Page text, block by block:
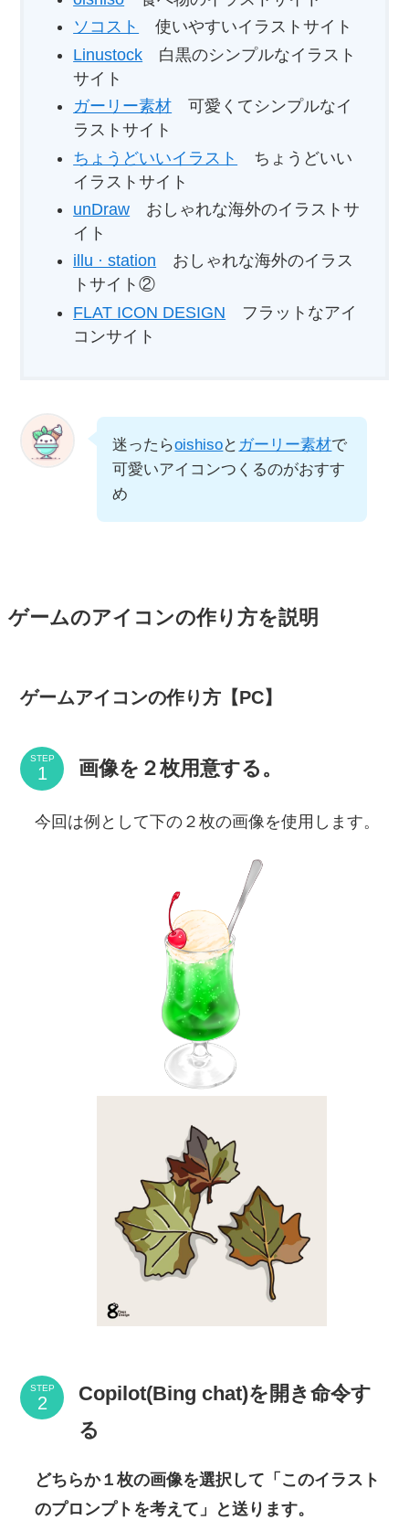
ソコスト
使いやすいイラストサイト
Linustock 白黒のシンプルなイラスト
サイト
ガーリー素材 可愛くてシンプルなイ
ラストサイト
ちょうどいいイラスト
ちょうどいい
イラストサイト
unDraw おしゃれな海外のイラストサ
イト
illu · station おしゃれな海外のイラス
トサイト②
FLAT ICON DESIGN フラットなアイ
コンサイト
迷ったらoishisoと ガーリー素材で
可愛いアイコンつくるのがおすす
め
ゲームのアイコンの作り方を説明
ゲームアイコンの作り方【PC】
STEP 画像を２枚用意する。
今回は例として下の２枚の画像を使用します。
STEP
Copilot(Bing chat)を開き命令す
る
どちらか１枚の画像を選択して「このイラスト
のプロンプトを考えて」と送ります。